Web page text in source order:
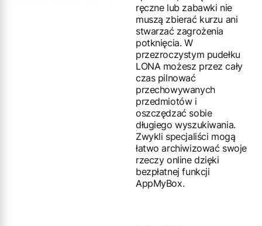
ręczne lub zabawki nie
muszą zbierać kurzu ani
stwarzać zagrożenia
potknięcia. W
przezroczystym pudełku
LONA możesz przez cały
czas pilnować
przechowywanych
przedmiotów i
oszczędzać sobie
długiego wyszukiwania.
Zwykli specjaliści mogą
łatwo archiwizować swoje
rzeczy online dzięki
bezpłatnej funkcji
AppMyBox.